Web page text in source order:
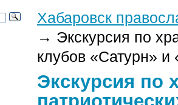
Хабаровск
→ Экскурсия по
клубов «Сатурн»
Экскурсия по